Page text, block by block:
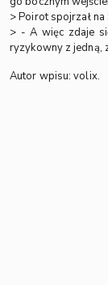
> Poirot spojrzał
> - A więc zdaje
ryzykowny z jedną,
Autor wpisu: volix.